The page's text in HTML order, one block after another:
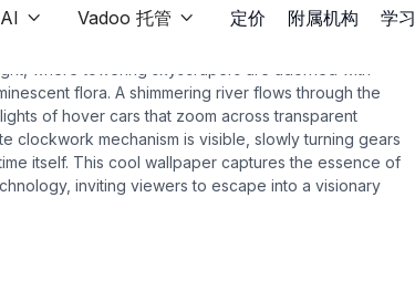
 Vadoo 托管  定价 附属机构 学习
flora. A shimmering river flows through the
of hover cars that zoom across transparent
clockwork mechanism is visible, slowly turning gears
itself. This cool wallpaper captures the essence of
inviting viewers to escape into a visionary